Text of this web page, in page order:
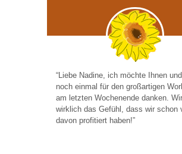
“Liebe Nadine, ich möchte Ihnen
noch einmal für den großartigen
am letzten Wochenende danken.
wirklich das Gefühl, dass wir schon
davon profitiert haben!”